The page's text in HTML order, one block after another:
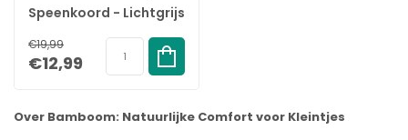
Speenkoord - Lichtgrijs
€19,99
€12,99
Over Bamboom: Natuurlijke Comfort voor Kleintjes